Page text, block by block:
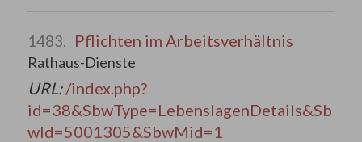
1483. Pflichten im Arbeitsverhältnis
Rathaus-Dienste
URL:/index.php?
id=38&SbwType=LebenslagenDetails&Sb
wId=5001305&SbwMid=1